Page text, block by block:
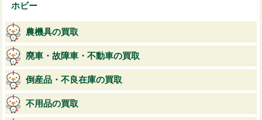
ホビー
農機具の買取
廃車・故障車・不動車の買取
倒産品・不良在庫の買取
不用品の買取